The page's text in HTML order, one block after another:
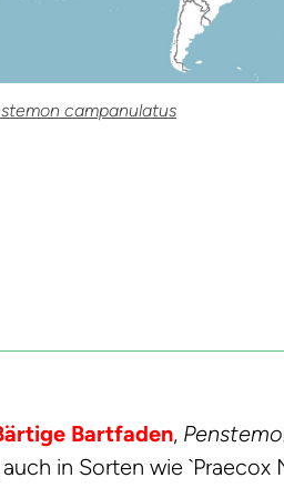
campanulatus
Bartfaden,
auch in Sorten wie `Praecox